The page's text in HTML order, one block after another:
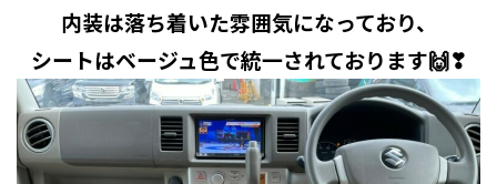
内装は落ち着いた雰囲気になっており、
シートはベージュ色で統一されております🙌❣